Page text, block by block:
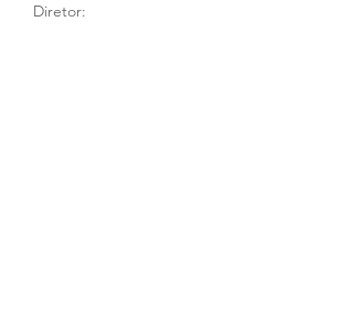
Diretor: